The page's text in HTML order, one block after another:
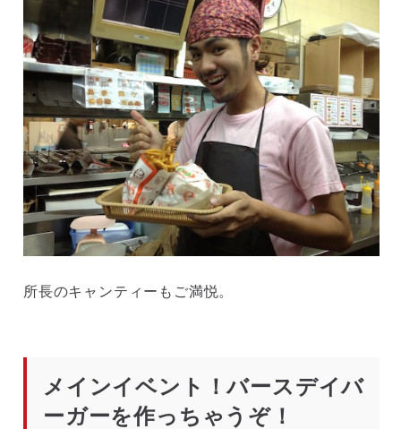
所長のキャンティーもご満悦。
メインイベント！バースデイバ
ーガーを作っちゃうぞ！